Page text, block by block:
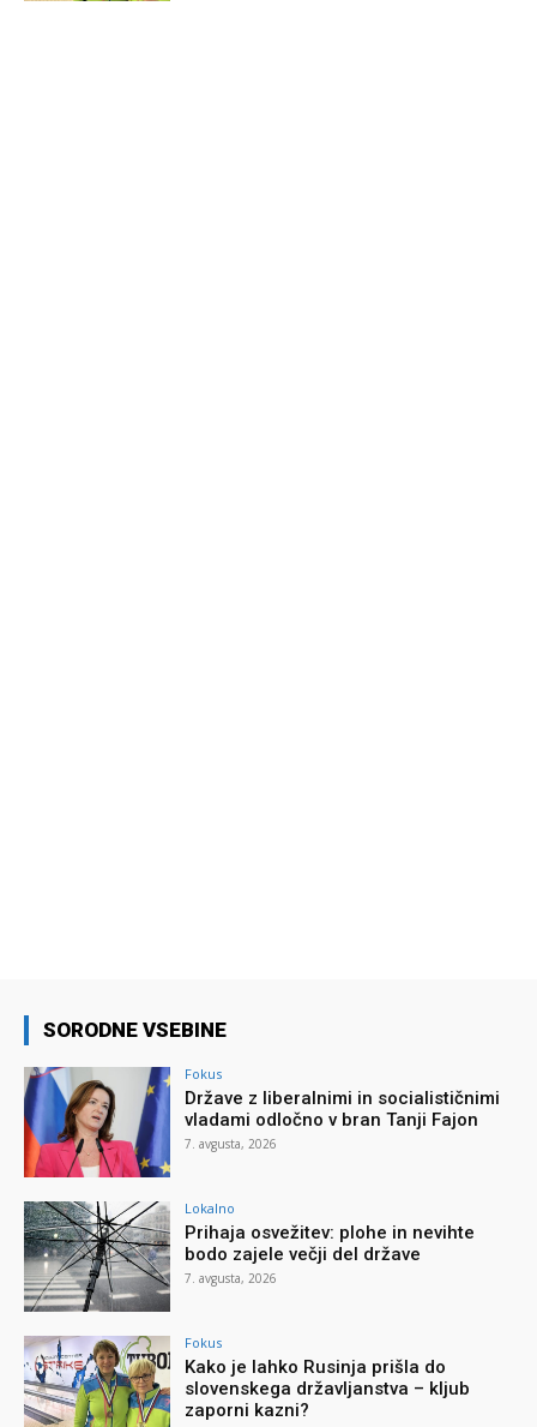
SORODNE VSEBINE
Fokus
Države z liberalnimi in socialističnimi
vladami odločno v bran Tanji Fajon
7. avgusta, 2026
Lokalno
Prihaja osvežitev: plohe in nevihte
bodo zajele večji del države
7. avgusta, 2026
Fokus
Kako je lahko Rusinja prišla do
slovenskega državljanstva – kljub
zaporni kazni?